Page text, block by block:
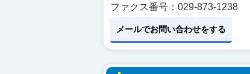
ファクス番号：029-873-1238
メールでお問い合わせをする